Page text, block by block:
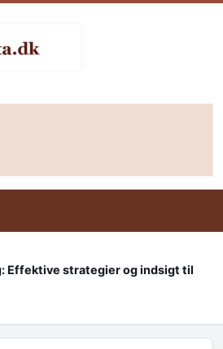
Effektive strategier og indsigt til